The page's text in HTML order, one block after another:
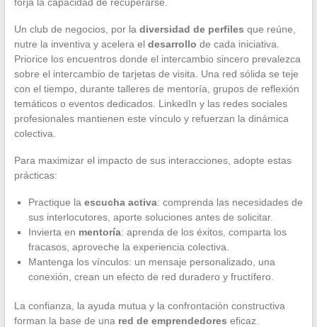
Un club de negocios, por la diversidad de perfiles que reúne,
nutre la inventiva y acelera el desarrollo de cada iniciativa.
Priorice los encuentros donde el intercambio sincero prevalezca
sobre el intercambio de tarjetas de visita. Una red sólida se teje
con el tiempo, durante talleres de mentoría, grupos de reflexión
temáticos o eventos dedicados. LinkedIn y las redes sociales
profesionales mantienen este vínculo y refuerzan la dinámica
colectiva.
Para maximizar el impacto de sus interacciones, adopte estas
prácticas:
Practique la escucha activa: comprenda las necesidades de
sus interlocutores, aporte soluciones antes de solicitar.
Invierta en mentoría: aprenda de los éxitos, comparta los
fracasos, aproveche la experiencia colectiva.
Mantenga los vínculos: un mensaje personalizado, una
conexión, crean un efecto de red duradero y fructífero.
La confianza, la ayuda mutua y la confrontación constructiva
forman la base de una red de emprendedores eficaz.